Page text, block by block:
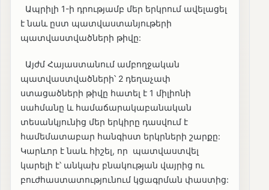
Ապրիլի 1-ի դրությամբ մեր երկրում ավելացել
է նաև ըստ պատվաստանյութերի
պատվաստվածների թիվը:
Այժմ Հայաստանում ամբողջական
պատվաստվածների՝ 2 դեղաչափ
ստացածների թիվը հատել է 1 միլիոնի
սահմանը և համաճարակաբանական
տեսանկյունից մեր երկիրը դասվում է
համեմատաբար հանգիստ երկրների շարքը:
Կարևոր է նաև հիշել, որ պատվաստվել
կարելի է՝ անկախ բնակության վայրից ու
բուժհաստատությունում կցագրման փաստից: